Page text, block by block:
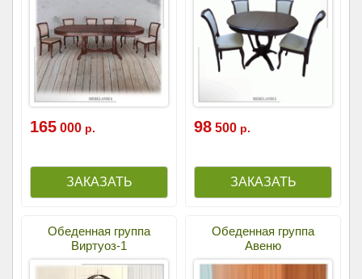
165 000 р. 98 500 р.
Обеденная группа
Виртуоз-1
Обеденная группа
Авеню